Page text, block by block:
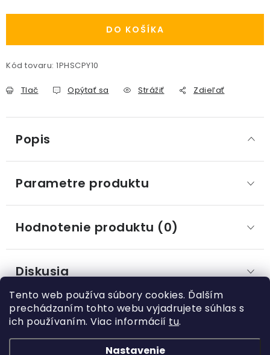
Tento web používa súbory cookies. Ďalším
prechádzaním tohto webu vyjadrujete súhlas s
ich používaním. Viac informácií tu.
Nastavenie
Kontakt / Právne údaje
DO KOŠÍKA
Kód tovaru: 1PHSCPY10
Tlač Opýtať sa Strážiť Zdieľať
Popis
Parametre produktu
Hodnotenie produktu (0)
Diskusia
á